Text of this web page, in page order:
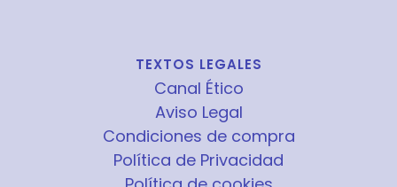
TEXTOS LEGALES
Canal Ético
Aviso Legal
Condiciones de compra
Política de Privacidad